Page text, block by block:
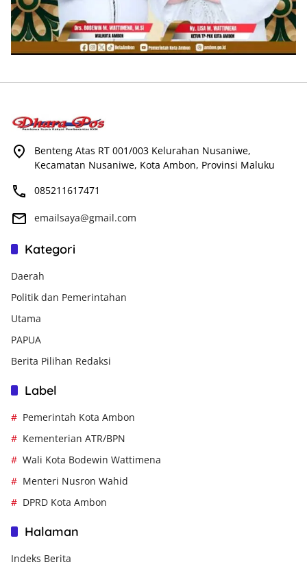
Benteng Atas RT 001/003 Kelurahan Nusaniwe,
Kecamatan Nusaniwe, Kota Ambon, Provinsi Maluku
085211617471
emailsaya@gmail.com
Kategori
Daerah
Politik dan Pemerintahan
Utama
PAPUA
Berita Pilihan Redaksi
Label
Pemerintah Kota Ambon
Kementerian ATR/BPN
Wali Kota Bodewin Wattimena
Menteri Nusron Wahid
DPRD Kota Ambon
Halaman
Indeks Berita